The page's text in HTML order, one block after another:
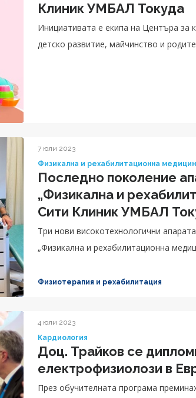
Клиник УМБАЛ Токуда
Инициативата е екипа на Центъра за
детско развитие, майчинство и
7 юли 2023
Физикална и рехабилитационна
Последно поколение
„Физикална и
Сити Клиник УМБАЛ
Три нови високотехнологични
„Физикална и рехабилитационна
Физиотерапия и рехабилитация
4 юли 2023
Кардиология
Доц. Трайков се
електрофизиолози в
През обучителната програма